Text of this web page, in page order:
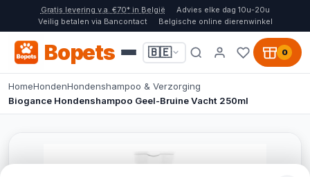
Gratis levering v.a. €70* in België
Advies elke dag 10u-20u
Veilig betalen via Bancontact
Belgische online dierenwinkel
Bopets 🇧🇪 0
HomeHondenHondenshampoo & Verzorging
Biogance Hondenshampoo Geel-Bruine Vacht 250ml